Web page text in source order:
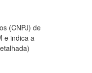
(CNPJ) de
e indica a